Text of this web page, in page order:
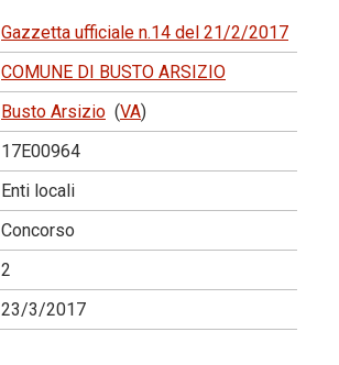
Gazzetta ufficiale n.14 del 21/2/2017
COMUNE DI BUSTO ARSIZIO
Busto Arsizio (VA)
17E00964
Enti locali
Concorso
2
23/3/2017